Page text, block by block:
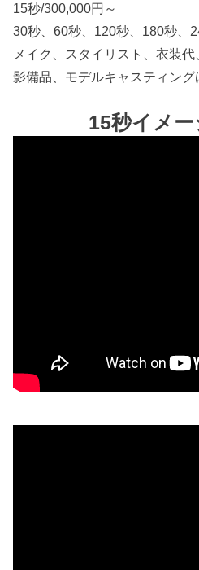
15秒/300,000円～
30秒、60秒、120秒、180秒、
メイク、スタイリスト、衣装
影備品、モデルキャスティング
15秒イメー